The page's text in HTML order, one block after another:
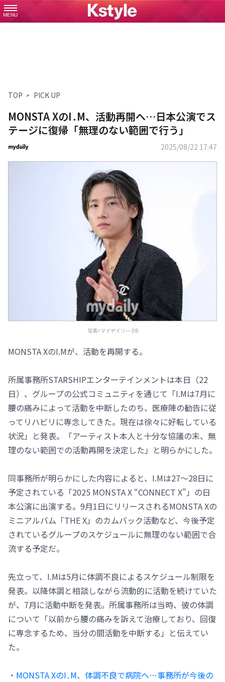
MENU
TOP PICK UP
MONSTA XのI․M、活動再開へ…日本公演でス
テージに復帰「無理のない範囲で行う」
2025/08/22 17:47
写真=マイデイリー DB
MONSTA XのI.Mが、活動を再開する。
所属事務所STARSHIPエンターテインメントは本日（22
日）、グループの公式コミュニティを通じて「I.Mは7月に
腰の痛みによって活動を中断したのち、医療陣の勧告に従
ってリハビリに専念してきた。現在は徐々に好転している
状況」と発表。「アーティスト本人と十分な協議の末、無
理のない範囲での活動再開を決定した」と明らかにした。
同事務所が明らかにした内容によると、I.Mは27～28日に
予定されている「2025 MONSTA X “CONNECT X”」の日
本公演に出演する。9月1日にリリースされるMONSTA Xの
ミニアルバム「THE X」のカムバック活動など、今後予定
されているグループのスケジュールに無理のない範囲で合
流する予定だ。
先立って、I.Mは5月に体調不良によるスケジュール制限を
発表。以降体調と相談しながら流動的に活動を続けていた
が、7月に活動中断を発表。所属事務所は当時、彼の体調
について「以前から腰の痛みを訴えて治療しており、回復
に専念するため、当分の間活動を中断する」と伝えてい
た。
・MONSTA XのI․M、体調不良で病院へ…事務所が今後の